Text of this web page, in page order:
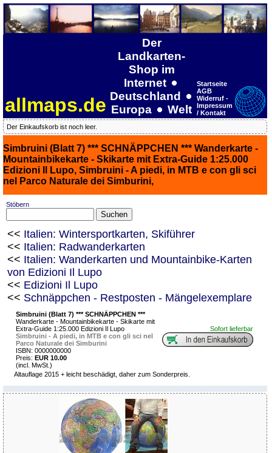
allmaps.de
Der
Landkarten-
Shop im
Internet
Deutschland
Europa
Welt
Startseite
AGB
Widerruf -
Impressum
/ Kontakt
Der Einkaufskorb ist noch leer.
Simbruini (Blatt 7) *** SCHNÄPPCHEN *** Wanderkarte -
Mountainbikekarte - Skikarte mit Extra-Guide 1:25.000
Edizioni Il Lupo, Simbruini - A piedi, in MTB e con gli sci
nel Parco Naturale dei Simburini,
Stöbern
<< Italien: Wintersportkarten, Skiführer
<< Italien: Radwanderkarten
<< Italien: Wanderkarten und Mountainbike-Karten
von Edizioni Il Lupo
<< Edizioni Il Lupo
<< Schnäppchen - Restposten - Mängelexemplare
Simbruini (Blatt 7) *** SCHNÄPPCHEN ***
Wanderkarte - Mountainbikekarte - Skikarte mit
Extra-Guide 1:25.000 Edizioni Il Lupo
Simbruini - A piedi, in MTB e con gli sci nel
Parco Naturale dei Simburini
ISBN: 0000000000
Preis: EUR 10.00
(incl. MwSt.)
Sofort lieferbar
Altauflage 2015 + leicht beschädigt, daher zum Sonderpreis.